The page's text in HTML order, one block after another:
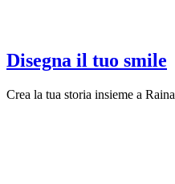
Disegna il tuo smile
Crea la tua storia insieme a Raina